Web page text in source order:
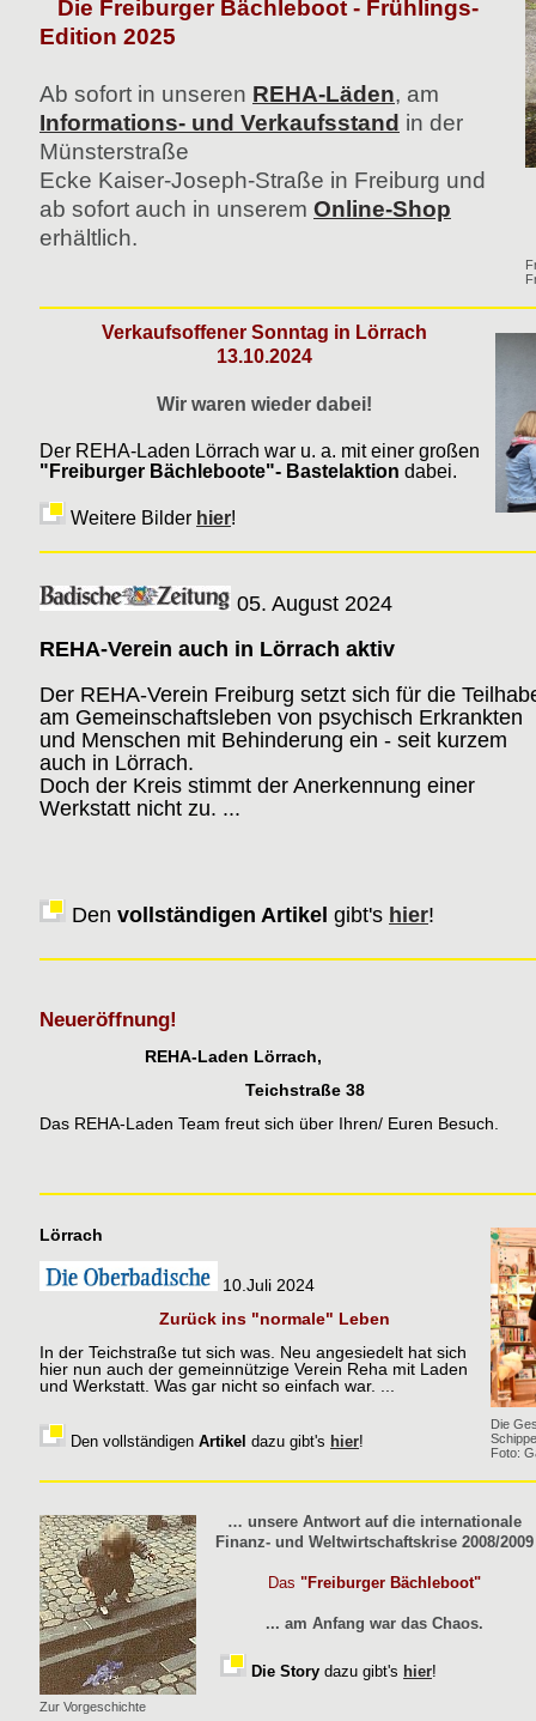
Die Freiburger Bächleboot - Frühlings-
Edition 2025
Ab sofort in unseren REHA-Läden, am
Informations- und Verkaufsstand in der
Münsterstraße
Ecke Kaiser-Joseph-Straße in Freiburg und
ab sofort auch in unserem Online-Shop
erhältlich.
Verkaufsoffener Sonntag in Lörrach
13.10.2024
Wir waren wieder dabei!
Der REHA-Laden Lörrach war u. a. mit einer großen
"Freiburger Bächleboote"- Bastelaktion dabei.
Weitere Bilder hier!
05. August 2024
REHA-Verein auch in Lörrach aktiv
Der REHA-Verein Freiburg setzt sich für die
am Gemeinschaftsleben von psychisch Erkrankten
und Menschen mit Behinderung ein - seit kurzem
auch in Lörrach.
Doch der Kreis stimmt der Anerkennung einer
Werkstatt nicht zu. ...
Den vollständigen Artikel gibt's hier!
Neueröffnung!
REHA-Laden Lörrach,
Teichstraße 38
Das REHA-Laden Team freut sich über Ihren/ Euren Besuch.
Lörrach
10.Juli 2024
Zurück ins "normale" Leben
In der Teichstraße tut sich was. Neu angesiedelt hat sich
hier nun auch der gemeinnützige Verein Reha mit Laden
und Werkstatt. Was gar nicht so einfach war. ...
Den vollständigen Artikel dazu gibt's hier!
Die
Foto:
… unsere Antwort auf die internationale
Finanz- und Weltwirtschaftskrise 2008/2009
Das "Freiburger Bächleboot"
... am Anfang war das Chaos.
Die Story dazu gibt's hier!
Zur Vorgeschichte